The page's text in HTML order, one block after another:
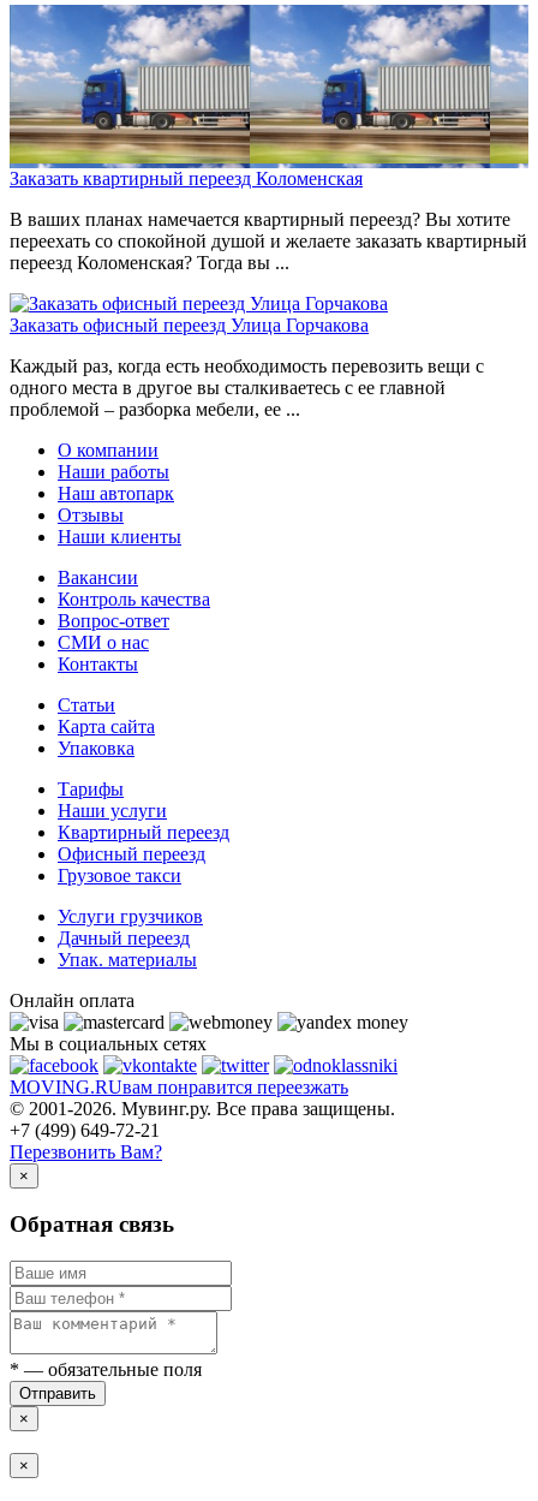
Заказать квартирный переезд Коломенская
В ваших планах намечается квартирный переезд? Вы хотите
переехать со спокойной душой и желаете заказать квартирный
переезд Коломенская? Тогда вы ...
Заказать офисный переезд Улица Горчакова
Каждый раз, когда есть необходимость перевозить вещи с
одного места в другое вы сталкиваетесь с ее главной
проблемой – разборка мебели, ее ...
О компании
Наши работы
Наш автопарк
Отзывы
Наши клиенты
Вакансии
Контроль качества
Вопрос-ответ
СМИ о нас
Контакты
Статьи
Карта сайта
Упаковка
Тарифы
Наши услуги
Квартирный переезд
Офисный переезд
Грузовое такси
Услуги грузчиков
Дачный переезд
Упак. материалы
Онлайн оплата
Мы в социальных сетях
MOVING.RUвам понравится переезжать
© 2001-2026. Мувинг.ру. Все права защищены.
+7 (499) 649-72-21
Перезвонить Вам?
×
Обратная связь
* — обязательные поля
Отправить
×
×